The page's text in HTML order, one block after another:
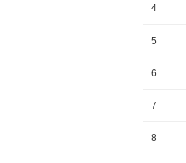
4
5
6
7
8